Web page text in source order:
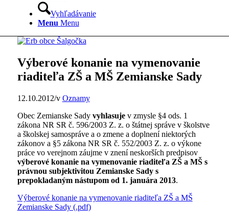
Vyhľadávanie
Menu Menu
Výberové konanie na vymenovanie
riaditeľa ZŠ a MŠ Zemianske Sady
12.10.2012/v Oznamy
Obec Zemianske Sady vyhlasujev zmysle §4 ods. 1
zákona NR SR č. 596/2003 Z. z. o štátnej správe v školstve
a školskej samospráve a o zmene a doplnení niektorých
zákonov a §5 zákona NR SR č. 552/2003 Z. z. o výkone
práce vo verejnom záujme v znení neskorších predpisov
výberové konanie na vymenovanie riaditeľa ZŠ a MŠ s
právnou subjektivitou Zemianske Sady s
prepokladaným nástupom od 1. januára 2013.
Výberové konanie na vymenovanie riaditeľa ZŠ a MŠ
Zemianske Sady (.pdf)